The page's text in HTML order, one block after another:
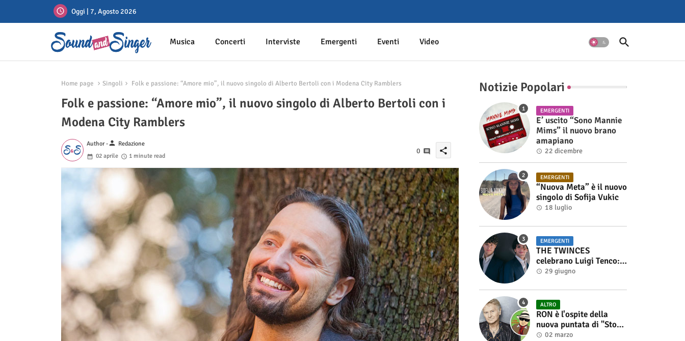
Oggi | 7, Agosto 2026
Musica Concerti Interviste Emergenti Eventi Video
Home page Singoli Folk e passione: “Amore mio”, il nuovo singolo di Alberto Bertoli con i Modena City Ramblers
Folk e passione: “Amore mio”, il nuovo singolo di Alberto Bertoli con i
Modena City Ramblers
Author -person Redazione
02 aprile
1 minute read
0 share
Notizie Popolari
EMERGENTI
E’ uscito “Sono Mannie
Mims” il nuovo brano
amapiano
22 dicembre
EMERGENTI
“Nuova Meta” è il nuovo
singolo di Sofija Vukic
18 luglio
EMERGENTI
THE TWINCES
celebrano Luigi Tenco:
fuori singolo e video di
29 giugno
ALTRO
RON è l'ospite della
nuova puntata di "Storie
di Musica", in onda sul
02 marzo